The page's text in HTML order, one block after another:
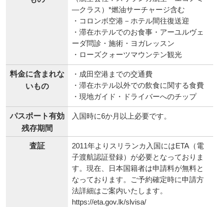
―クラス）*燃油サーチャージ含む
・コロンボ空港－ホテル間往復送迎
・滞在ホテルでのお食事・アーユルヴェ
ーダ問診・施術・ヨガレッスン
・ローズクォーツマウンテン観光
料金に含まれな
いもの
・成田空港までの交通費
・滞在ホテル以外での飲食に関する食費
・現地ガイド・ドライバーへのチップ
パスポート有効
残存期間
入国時に6か月以上必要です。
査証
2011年よりスリランカ入国にはETA（電
子渡航認証登録）が必要となっておりま
す。現在、日本国籍者は申請料が無料と
なっております。ご予約確定時に申請方
法詳細はご案内いたします。
https://eta.gov.lk/slvisa/